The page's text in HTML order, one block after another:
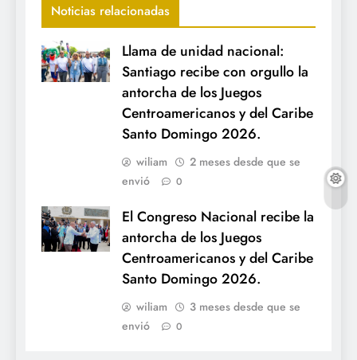
Noticias relacionadas
Llama de unidad nacional:
Santiago recibe con orgullo la
antorcha de los Juegos
Centroamericanos y del Caribe
Santo Domingo 2026.
wiliam
2 meses desde que se
envió
0
El Congreso Nacional recibe la
antorcha de los Juegos
Centroamericanos y del Caribe
Santo Domingo 2026.
wiliam
3 meses desde que se
envió
0